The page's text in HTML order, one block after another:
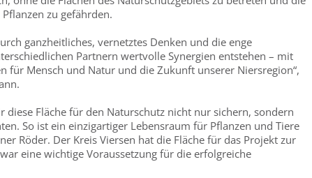
zu gefährden.
ganzheitliches, vernetztes Denken und die enge
Partnern wertvolle Synergien entstehen – mit
für Mensch und Natur und die Zukunft unserer Niersregion“,
diese Fläche für den Naturschutz nicht nur sichern, sondern
So ist ein einzigartiger Lebensraum für Pflanzen und Tiere
Röder. Der Kreis Viersen hat die Fläche für das Projekt zur
eine wichtige Voraussetzung für die erfolgreiche